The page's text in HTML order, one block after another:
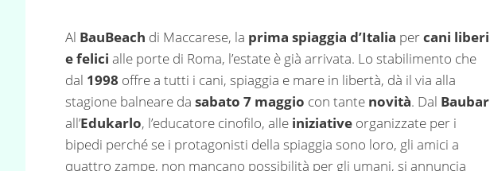
Al BauBeach di Maccarese, la prima spiaggia d’Italia percani liberi
e felici alle porte di Roma, l’estate è già arrivata. Lo stabilimento che
dal 1998 offre a tutti i cani, spiaggia e mare in libertà, dà il via alla
stagione balneare da sabato 7 maggio con tante novità. Dal Baubar
all’Edukarlo, l’educatore cinofilo, alle iniziative organizzate per i
bipedi perché se i protagonisti della spiaggia sono loro, gli amici a
quattro zampe, non mancano possibilità per gli umani, si annuncia